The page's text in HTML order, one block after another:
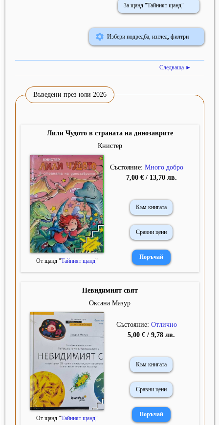
За щанд "Тайният щанд"
Избери подредба, изглед, филтри
Следваща ►
Въведени през юли 2026
Лили Чудото в страната на динозаврите
Книстер
От щанд "Тайният щанд"
Състояние: Много добро
7,00 € / 13,70 лв.
Към книгата
Сравни цени
Невидимият свят
Оксана Мазур
От щанд "Тайният щанд"
Състояние: Отлично
5,00 € / 9,78 лв.
Към книгата
Сравни цени